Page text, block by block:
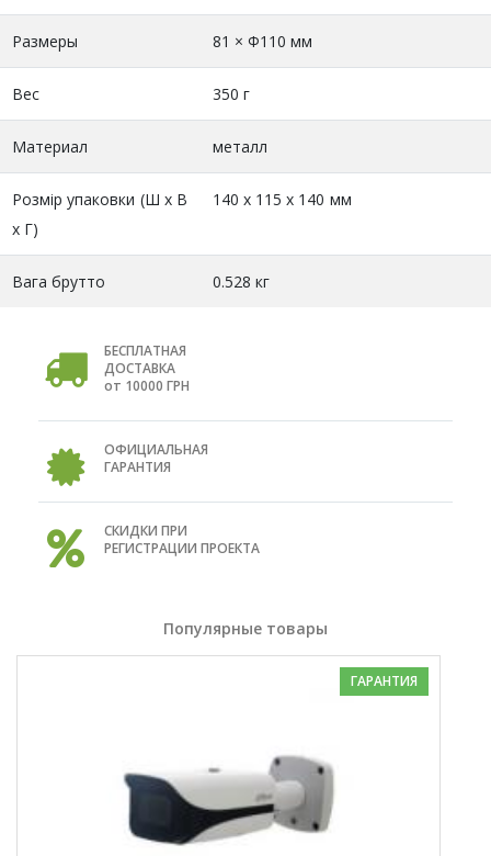
Размеры 81 × Φ110 мм
Вес 350 г
Материал металл
Розмір упаковки (Ш х В
х Г)
140 x 115 x 140 мм
Вага брутто 0.528 кг
БЕСПЛАТНАЯ
ДОСТАВКА
от 10000 ГРН
ОФИЦИАЛЬНАЯ
ГАРАНТИЯ
СКИДКИ ПРИ
РЕГИСТРАЦИИ ПРОЕКТА
Популярные товары
ГАРАНТИЯ